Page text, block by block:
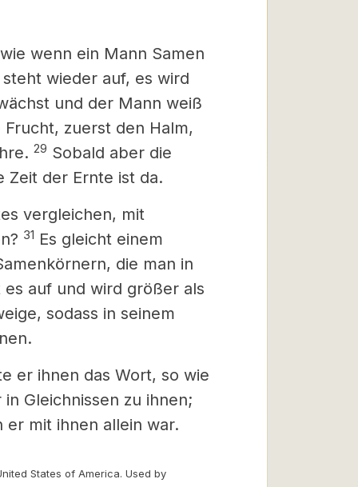
wenn ein Mann Samen
wieder auf, es wird
und der Mann weiß
zuerst den Halm,
29 Sobald aber die
Zeit der Ernte ist da.
vergleichen, mit
31 Es gleicht einem
die man in
auf und wird größer als
sodass in seinem
er ihnen das Wort, so wie
Gleichnissen zu ihnen;
mit ihnen allein war.
States of America. Used by